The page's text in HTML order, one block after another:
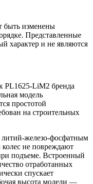
быть изменены
Представленные
характер и не являются
LiM2 бренда
модель
простотой
на строительных
железо-фосфатным
не повреждают
подъеме. Встроенный
отработанных
спускает
высота модели —